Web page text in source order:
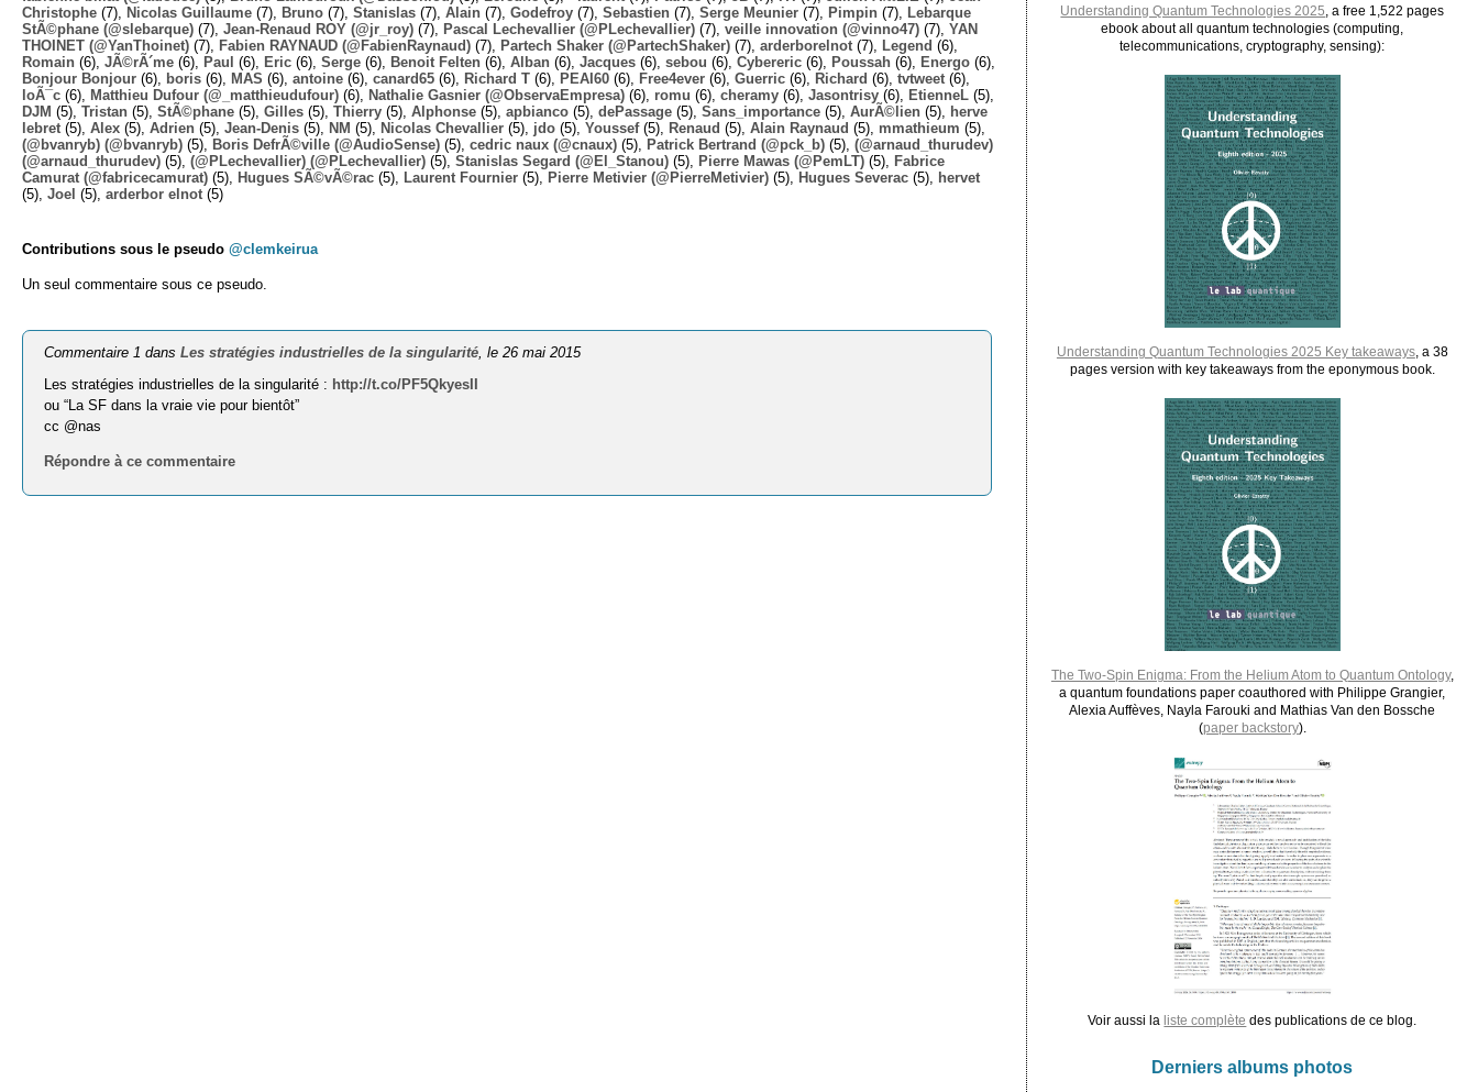
Christophe (7), Nicolas Guillaume (7), Bruno (7), Stanislas (7), Alain (7), Godefroy (7), Sebastien (7), Serge Meunier (7), Pimpin (7),
Lebarque
StÃ©phane (@slebarque) (7), Jean-Renaud ROY (@jr_roy) (7), Pascal Lechevallier (@PLechevallier) (7), veille innovation (@vinno47) (7), YAN
THOINET (@YanThoinet) (7), Fabien RAYNAUD (@FabienRaynaud) (7), Partech Shaker (@PartechShaker) (7), arderborelnot (7), Legend (6),
Romain (6), JÃ©rÃ´me (6), Paul (6), Eric (6), Serge (6), Benoit Felten (6), Alban (6), Jacques (6), sebou (6), Cybereric (6), Poussah (6), Energo (6),
Bonjour Bonjour (6), boris (6), MAS (6), antoine (6), canard65 (6), Richard T (6), PEAI60 (6), Free4ever (6), Guerric (6), Richard (6), tvtweet (6),
loÃ¯c (6), Matthieu Dufour (@_matthieudufour) (6), Nathalie Gasnier (@ObservaEmpresa) (6), romu (6), cheramy (6), Jasontrisy (6), EtienneL (5),
DJM (5), Tristan (5), StÃ©phane (5), Gilles (5), Thierry (5), Alphonse (5), apbianco (5), dePassage (5), Sans_importance (5), AurÃ©lien (5),
herve
lebret (5), Alex (5), Adrien (5), Jean-Denis (5), NM (5), Nicolas Chevallier (5), jdo (5), Youssef(5), Renaud (5), Alain Raynaud (5), mmathieum (5),
(@bvanryb) (@bvanryb) (5), Boris DefrÃ©ville (@AudioSense) (5), cedric naux (@cnaux) (5), Patrick Bertrand (@pck_b) (5), (@arnaud_thurudev)
(@arnaud_thurudev) (5), (@PLechevallier) (@PLechevallier) (5), Stanislas Segard (@El_Stanou) (5), Pierre Mawas (@PemLT) (5),
Fabrice
Camurat (@fabricecamurat) (5), Hugues SÃ©vÃ©rac (5), Laurent Fournier (5), Pierre Metivier (@PierreMetivier) (5), Hugues Severac (5),
hervet
(5), Joel (5), arderbor elnot (5)
Contributions sous le pseudo @clemkeirua
Un seul commentaire sous ce pseudo.
Commentaire 1 dansLes stratégies industrielles de la singularité , le 26 mai 2015
Les stratégies industrielles de la singularité : http://t.co/PF5QkyesII
ou “La SF dans la vraie vie pour bientôt”
cc @nas
Répondre à ce commentaire
Understanding Quantum Technologies 2025 , a free 1,522 pages
ebook about all quantum technologies (computing,
telecommunications, cryptography, sensing):
Understanding Quantum Technologies 2025 Key takeaways, a 38
pages version with key takeaways from the eponymous book.
The Two-Spin Enigma: From the Helium Atom to Quantum Ontology,
a quantum foundations paper coauthored with Philippe Grangier,
Alexia Auffèves, Nayla Farouki and Mathias Van den Bossche
(paper backstory).
Voir aussi la liste complète des publications de ce blog.
Derniers albums photos